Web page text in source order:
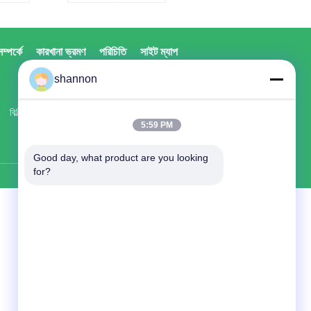
ফ্যাব্রিক
ফিল্টার উপাদান::পলিয়েস্টার/
নোমেক্স
সাইট ম্যাপ
পরিচিতি
কারখানা ভ্রমণ
বিল্ডিং নং 2,709 রুম হংজি তিয়ানচেং, জিয়াং গান জেলা।
master@philisfilter.com
shannon
5:59 PM
Good day, what product are you looking
for?